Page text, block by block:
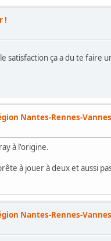
!
satisfaction ça a du te faire
Nantes-Rennes-Vannes
à l'origine.
à jouer à deux et aussi
Nantes-Rennes-Vannes